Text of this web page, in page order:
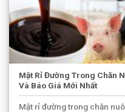
Mật Rỉ Đường Trong Chăn
Và Báo Giá Mới Nhất
Mật rỉ đường trong chăn